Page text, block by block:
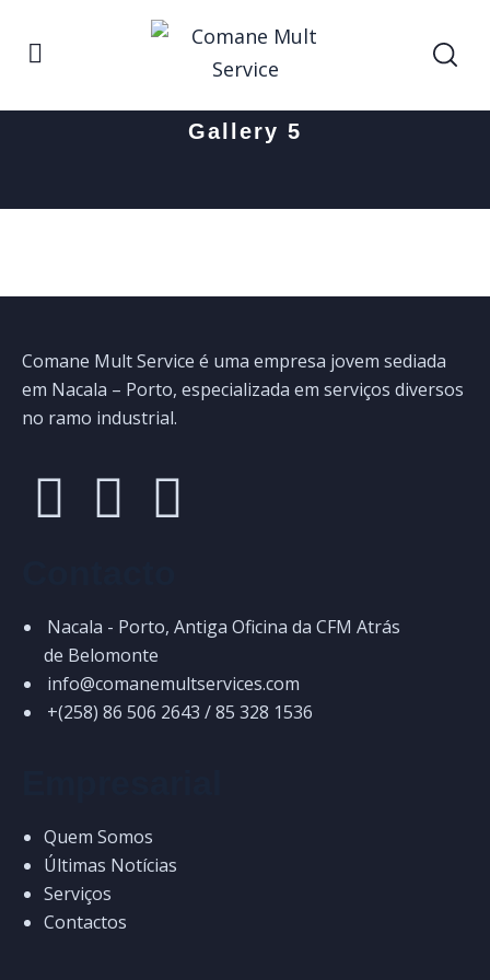
Gallery 5
Comane Mult Service é uma empresa jovem sediada
em Nacala – Porto, especializada em serviços diversos
no ramo industrial.
Nacala - Porto, Antiga Oficina da CFM Atrás
de Belomonte
info@comanemultservices.com
+(258) 86 506 2643 / 85 328 1536
Quem Somos
Últimas Notícias
Serviços
Contactos